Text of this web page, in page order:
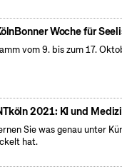
Woche für
vom 9. bis zum 17.
2021: KI und
Sie was genau unter
hat.